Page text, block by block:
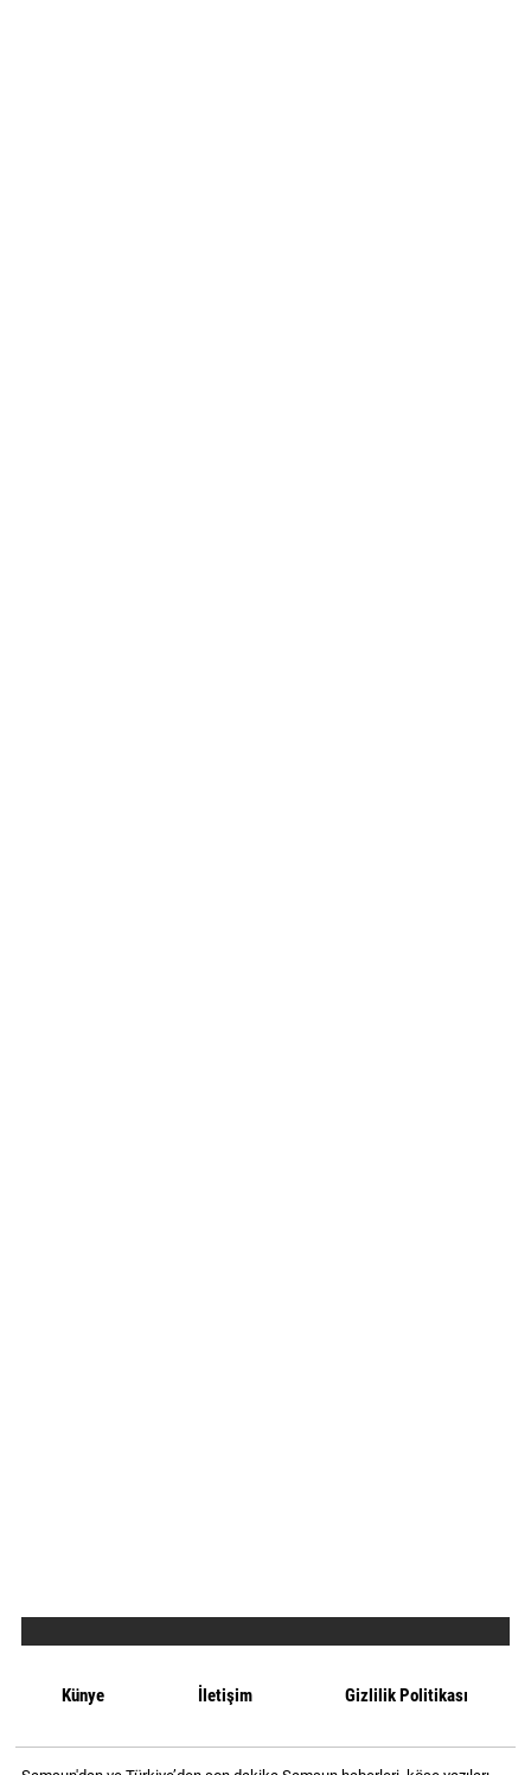
Künye İletişim Gizlilik Politikası